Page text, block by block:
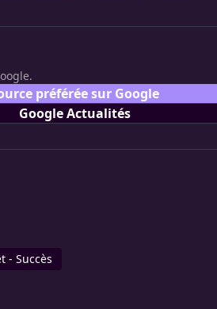
préférée sur Google
Google Actualités
- Succès